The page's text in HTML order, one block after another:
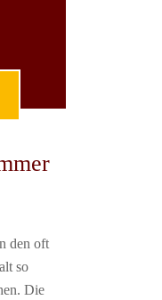
den oft
so
Die